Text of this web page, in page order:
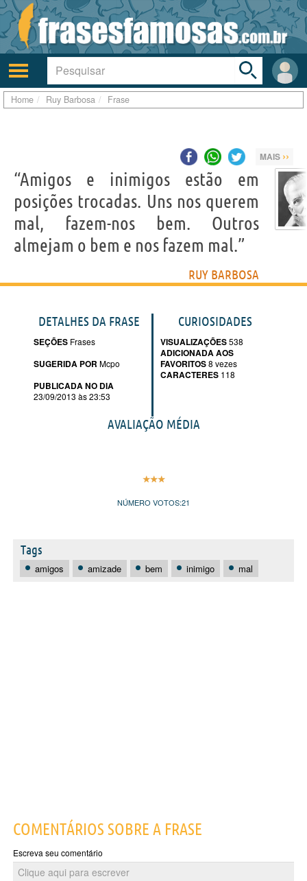
Ativar/desativar
a
navegação
Área
do
Toggle
search
bar
Home Ruy Barbosa Frase
MAIS ››
“Amigos e inimigos estão em
posições trocadas. Uns nos querem
mal, fazem-nos bem. Outros
almejam o bem e nos fazem mal.”
RUY BARBOSA
DETALHES DA FRASE
SEÇÕES Frases
SUGERIDA POR Mcpo
PUBLICADA NO DIA
23/09/2013 às 23:53
CURIOSIDADES
VISUALIZAÇÕES538
ADICIONADA AOS
FAVORITOS8 vezes
CARACTERES 118
AVALIAÇÃO MÉDIA
NÚMERO VOTOS:21
Tags
amigos amizade bem inimigo mal
COMENTÁRIOS SOBRE A FRASE
Escreva seu comentário